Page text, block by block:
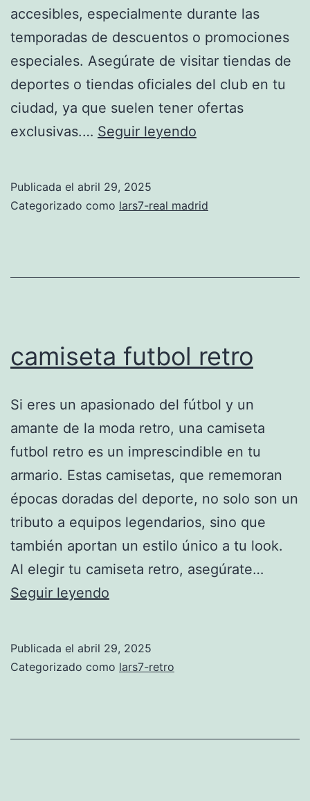
accesibles, especialmente durante las
temporadas de descuentos o promociones
especiales. Asegúrate de visitar tiendas de
deportes o tiendas oficiales del club en tu
ciudad, ya que suelen tener ofertas
exclusivas.… Seguir leyendo
baratas
Publicada el abril 29, 2025
Categorizado como lars7-real madrid
camiseta futbol retro
Si eres un apasionado del fútbol y un
amante de la moda retro, una camiseta
futbol retro es un imprescindible en tu
armario. Estas camisetas, que rememoran
épocas doradas del deporte, no solo son un
tributo a equipos legendarios, sino que
también aportan un estilo único a tu look.
Al elegir tu camiseta retro, asegúrate…
Seguir leyendo
Publicada el abril 29, 2025
Categorizado como lars7-retro